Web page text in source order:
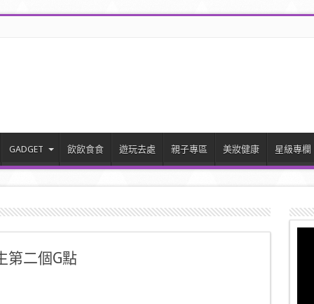
GADGET 飲飲食食 遊玩去處 親子專區 美妝健康 星級專欄
第二個G點